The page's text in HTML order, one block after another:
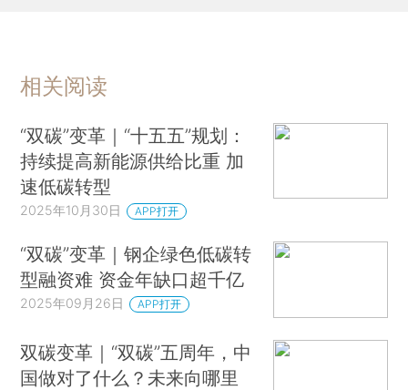
相关阅读
“双碳”变革｜“十五五”规划：
持续提高新能源供给比重 加
速低碳转型
2025年10月30日 APP打开
“双碳”变革｜钢企绿色低碳转
型融资难 资金年缺口超千亿
2025年09月26日 APP打开
双碳变革｜“双碳”五周年，中
国做对了什么？未来向哪里